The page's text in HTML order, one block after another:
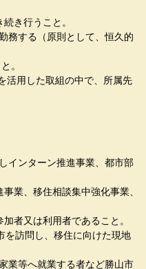
行うこと。
する（原則として、恒久的
。
用した取組の中で、所属先
ンターン推進事業、都市部
、移住相談集中強化事業、
又は利用者であること。
問し、移住に向けた現地
等へ就業する者など勝山市